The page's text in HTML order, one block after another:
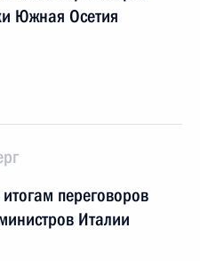
Южная Осетия
переговоров
Италии